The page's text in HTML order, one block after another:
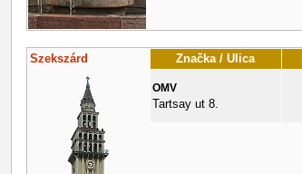
Szekszárd Značka / Ulica
OMV
Tartsay ut 8.